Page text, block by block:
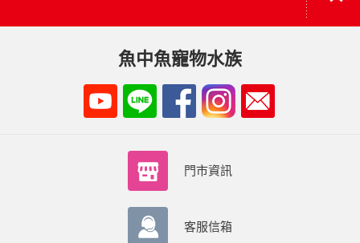
魚中魚寵物水族
門市資訊
客服信箱